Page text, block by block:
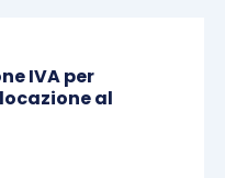
IVA per
al